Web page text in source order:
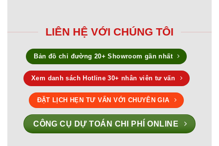
LIÊN HỆ VỚI CHÚNG TÔI
Bản đồ chỉ đường 20+ Showroom gần nhất
Xem danh sách Hotline 30+ nhân viên tư vấn
ĐẶT LỊCH HẸN TƯ VẤN VỚI CHUYÊN GIA
CÔNG CỤ DỰ TOÁN CHI PHÍ ONLINE